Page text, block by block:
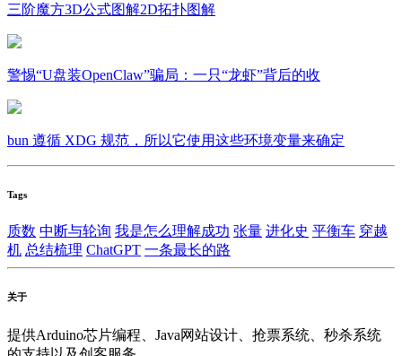
三阶魔方3D公式图解2D拓扑图解
警惕“U盘装OpenClaw”骗局：一只“龙虾”背后的收
bun 遵循 XDG 规范，所以它使用这些环境变量来确定
Tags
质数 中断与轮询 我是怎么理解成功 张量 进化史 平衡车 穿越
机 总结梳理 ChatGPT 一条最长的路
关于
提供Arduino芯片编程、Java网站设计、抢票系统、秒杀系统